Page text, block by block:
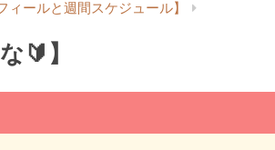
ィールと週間スケジュール】
🔰】